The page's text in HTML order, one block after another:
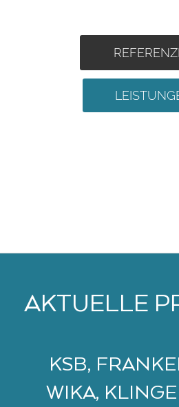
AKTUELLE
KSB,
WIKA,